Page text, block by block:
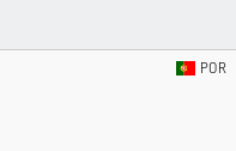
POR